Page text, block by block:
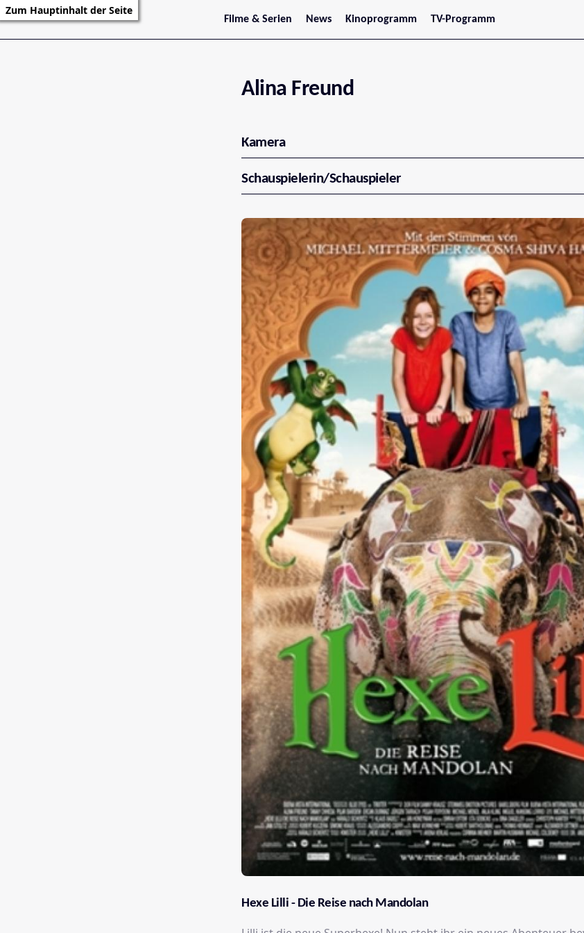
Zum Hauptinhalt der Seite
Filme & Serien
Trailer
Serienarchiv
News
Stars
Kinoprogramm
Jetzt im Kino
Niederösterreich
Oberösterreich
Tirol
Vorarlberg
TV-Programm
Alina Freund
Kamera
Schauspielerin/Schauspieler
Hexe Lilli - Die Reise nach Mandolan